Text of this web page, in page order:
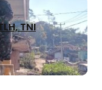
TNI